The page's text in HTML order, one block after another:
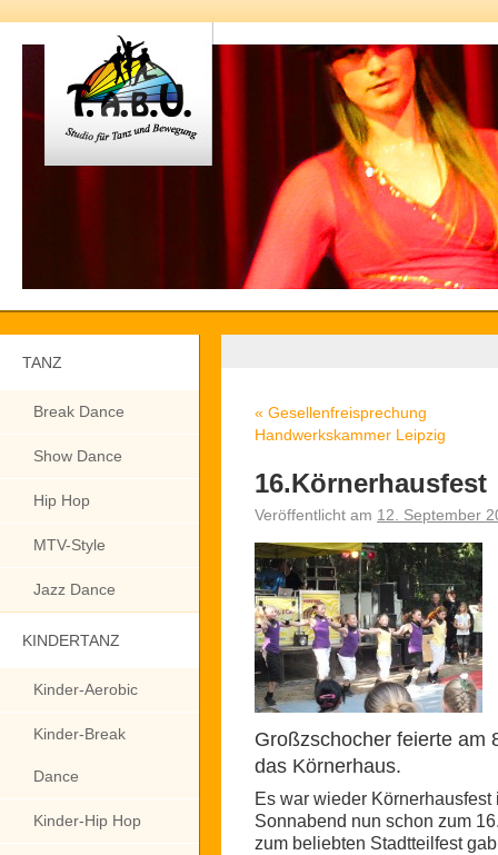
TANZ
Break Dance
Show Dance
Hip Hop
MTV-Style
Jazz Dance
KINDERTANZ
Kinder-Aerobic
Kinder-Break
Dance
Kinder-Hip Hop
« Gesellenfreisprechung
Handwerkskammer Leipzig
16.Körnerhausfest
Veröffentlicht am 12. September
Großzschocher feierte am
das Körnerhaus.
Es war wieder
Sonnabend nun schon zum
zum beliebten Stadtteilfest